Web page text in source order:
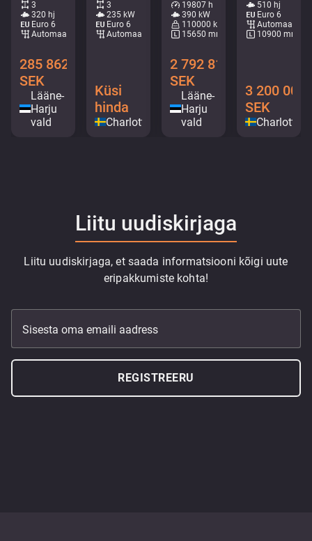
3
320 hj
Euro 6
Automaat
285 862
SEK
Lääne-
Harju
vald
3
235 kW
Euro 6
Automaat
Küsi
hinda
Charlottenberg
19807 h
390 kW
110000 kg
15650 mm
2 792 816
SEK
Lääne-
Harju
vald
510 hj
Euro 6
Automaat
10900 mm
3 200 000
SEK
Liitu uudiskirjaga
Liitu uudiskirjaga, et saada informatsiooni kõigi uute
eripakkumiste kohta!
Sisesta oma emaili aadress
REGISTREERU